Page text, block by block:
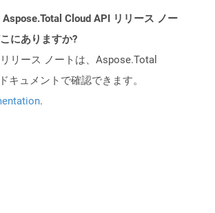
Aspose.Total Cloud API リリース ノー
にありますか?
リース ノートは、Aspose.Total
キュメントで確認できます。
.